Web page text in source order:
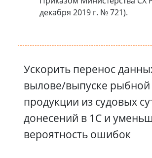
декабря 2019 г. № 721).
Ускорить перенос
вылове/выпуске рыбной
продукции из судовых
донесений в 1С и
вероятность ошибок